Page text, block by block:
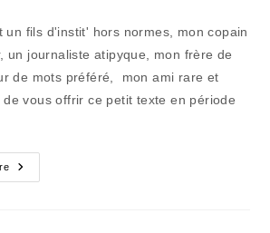
un fils d'instit' hors normes, mon copain
un journaliste atipyque, mon frère de
de mots préféré, mon ami rare et
vous offrir ce petit texte en période
Délirium
Très